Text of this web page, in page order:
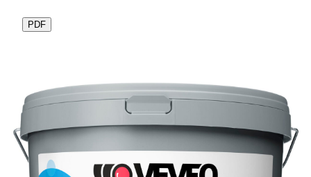
PDF